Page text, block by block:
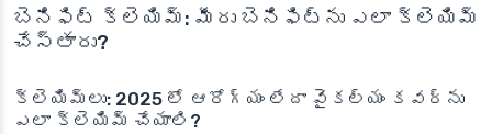
బెనిఫిట్ క్లెయిమ్: మీరు బెనిఫిట్‌ను ఎలా క్లెయిమ్
చేస్తారు?
క్లెయిమ్‌లు: 2025 లో ఆరోగ్యం లేదా వైకల్యం కవర్‌ను
ఎలా క్లెయిమ్ చేయాలి?